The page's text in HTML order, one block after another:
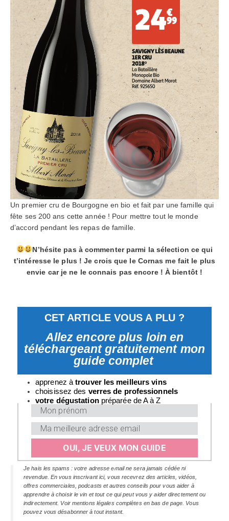
Un premier cru de Bourgogne en bio et fait par une famille qui
fête ses 200 ans cette année ! Pour mettre tout le monde
d’accord pendant les repas de famille.
N’hésite pas à commenter parmi la sélection ce qui
t’intéresse le plus ! Je crois que le Cornas me fait le plus
envie car je ne le connais pas encore ! À bientôt !
CET ARTICLE VOUS A PLU ?
Allez encore plus loin en
téléchargeant gratuitement mon
guide complet
apprenez à trouver les meilleurs vins
choisissez des verres de professionnels
votre dégustation préparée de A à Z
OUI, JE VEUX MON GUIDE
Je hais les spams : votre adresse email ne sera jamais cédée ni
revendue. En vous inscrivant ici, vous recevrez des articles, vidéos,
offres commerciales, podcasts et autres conseils pour vous aider à
apprendre à choisir le vin et tout ce qui peut vous y aider directement ou
indirectement. Voir mentions légales complètes en bas de page. Vous
pouvez vous désabonner à tout instant.